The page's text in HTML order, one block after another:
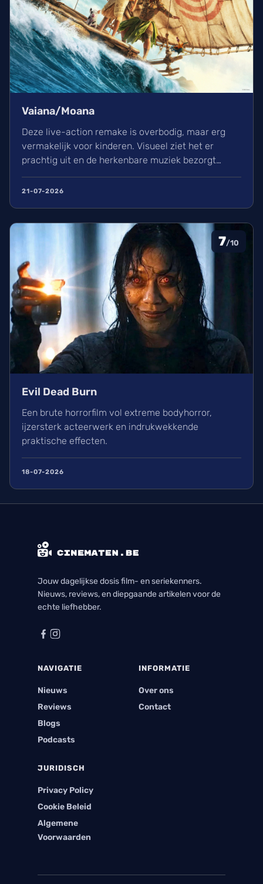
Vaiana/Moana
Deze live-action remake is overbodig, maar erg
vermakelijk voor kinderen. Visueel ziet het er
prachtig uit en de herkenbare muziek bezorgt
kippenvel. Hoewel de lore complex is, zorgt het
avontuur voor een heerlijke ervaring in de
21-07-2026
7/10
Evil Dead Burn
Een brute horrorfilm vol extreme bodyhorror,
ijzersterk acteerwerk en indrukwekkende
praktische effecten.
18-07-2026
Jouw dagelijkse dosis film- en seriekenners.
Nieuws, reviews, en diepgaande artikelen voor de
echte liefhebber.
NAVIGATIE
Nieuws
Reviews
Blogs
Podcasts
INFORMATIE
Over ons
Contact
JURIDISCH
Privacy Policy
Cookie Beleid
Algemene
Voorwaarden